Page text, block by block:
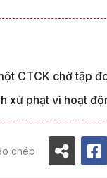
CTCK chờ tập
xử phạt vì hoạt
chép